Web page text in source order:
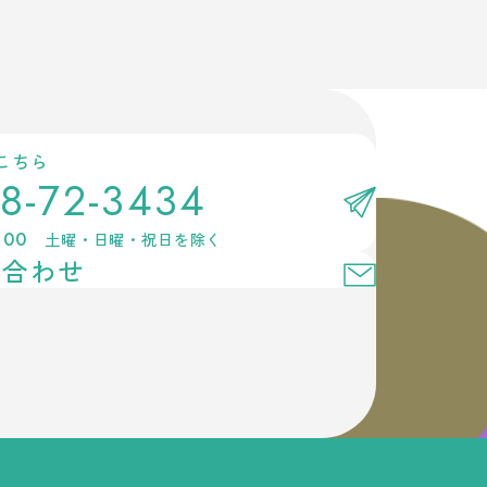
ちら
72-3434
土曜・日曜・祝日を除く
わせ